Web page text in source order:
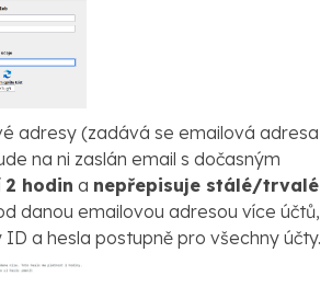
adresy (zadává se emailová adresa
na ni zaslán email s dočasným
2 hodin a nepřepisuje stálé/trvalé
danou emailovou adresou více účtů,
a hesla postupně pro všechny účty.